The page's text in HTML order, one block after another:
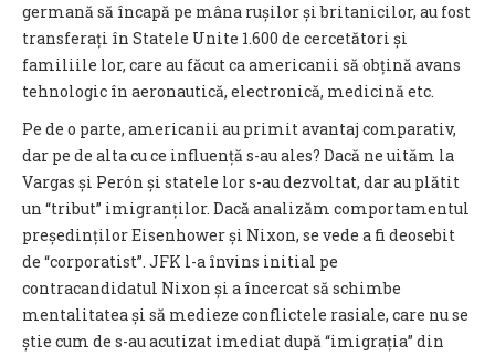
germană să încapă pe mâna rușilor și britanicilor, au fost
transferați în Statele Unite 1.600 de cercetători și
familiile lor, care au făcut ca americanii să obțină avans
tehnologic în aeronautică, electronică, medicină etc.
Pe de o parte, americanii au primit avantaj comparativ,
dar pe de alta cu ce influență s-au ales? Dacă ne uităm la
Vargas și Perón și statele lor s-au dezvoltat, dar au plătit
un “tribut” imigranților. Dacă analizăm comportamentul
președinților Eisenhower și Nixon, se vede a fi deosebit
de “corporatist”. JFK l-a învins initial pe
contracandidatul Nixon și a încercat să schimbe
mentalitatea și să medieze conflictele rasiale, care nu se
știe cum de s-au acutizat imediat după “imigrația” din